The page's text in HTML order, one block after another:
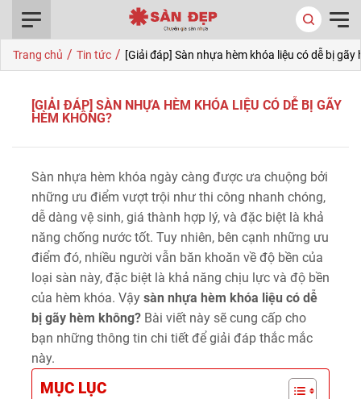
Trang chủ / Tin tức / [Giải đáp] Sàn nhựa hèm khóa liệu có dễ bị gãy
[GIẢI ĐÁP] SÀN NHỰA HÈM KHÓA LIỆU CÓ DỄ BỊ GÃY
HÈM KHÔNG?
Sàn nhựa hèm khóa ngày càng được ưa chuộng bởi
những ưu điểm vượt trội như thi công nhanh chóng,
dễ dàng vệ sinh, giá thành hợp lý, và đặc biệt là khả
năng chống nước tốt. Tuy nhiên, bên cạnh những ưu
điểm đó, nhiều người vẫn băn khoăn về độ bền của
loại sàn này, đặc biệt là khả năng chịu lực và độ bền
của hèm khóa. Vậy sàn nhựa hèm khóa liệu có dễ
bị gãy hèm không? Bài viết này sẽ cung cấp cho
bạn những thông tin chi tiết để giải đáp thắc mắc
này.
MỤC LỤC